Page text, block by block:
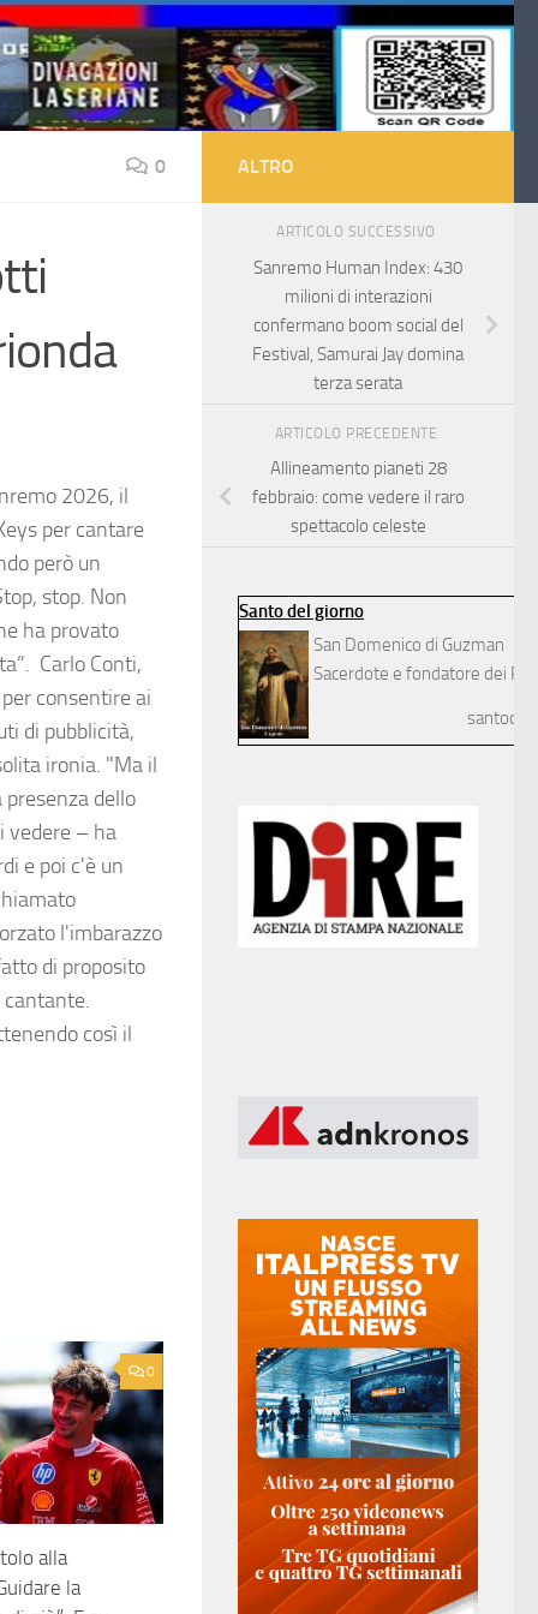
0
2026, il
per cantare
però un
stop. Non
ha provato
Carlo Conti,
consentire ai
di pubblicità,
ironia. "Ma il
dello
vedere – ha
e poi c'è un
l'imbarazzo
di proposito
cantante.
così il
0
alla
la
ALTRO
ARTICOLO SUCCESSIVO
Sanremo Human Index: 430
milioni di interazioni
confermano boom social del
Festival, Samurai Jay domina
terza serata
ARTICOLO PRECEDENTE
Allineamento pianeti 28
febbraio: come vedere il raro
spettacolo celeste
Santo del giorno
San Domenico di Guzman
Sacerdote e fondatore dei